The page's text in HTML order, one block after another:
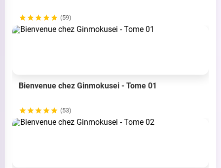
(59)
Bienvenue chez Ginmokusei - Tome 01
(53)